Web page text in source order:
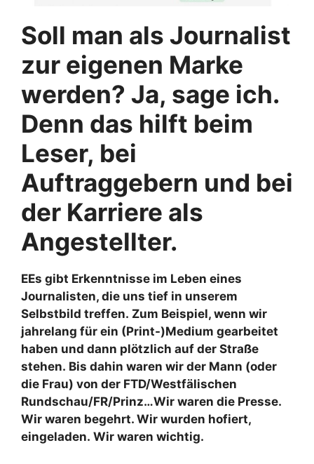
Soll man als Journalist
zur eigenen Marke
werden? Ja, sage ich.
Denn das hilft beim
Leser, bei
Auftraggebern und bei
der Karriere als
Angestellter.
EEs gibt Erkenntnisse im Leben eines
Journalisten, die uns tief in unserem
Selbstbild treffen. Zum Beispiel, wenn wir
jahrelang für ein (Print-)Medium gearbeitet
haben und dann plötzlich auf der Straße
stehen. Bis dahin waren wir der Mann (oder
die Frau) von der FTD/Westfälischen
Rundschau/FR/Prinz…Wir waren die Presse.
Wir waren begehrt. Wir wurden hofiert,
eingeladen. Wir waren wichtig.